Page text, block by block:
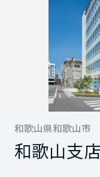
商品ラインアップ
テクノロジー（住
建築事例・建築実例
デザイナーズギャラ
インテリア
賃貸住宅
賃貸併用住宅
店舗・各種施設
土地活用モデルルー
戸建て・マンション
ミサワリフォーム
リフォームの流れ
リフォームメニュー
まちづくり
複合開発・投資開発
複合開発事業（
オーナーサ
サポートメニュー
企業・ IR情報
和歌山県和歌山市
和歌山支店
青森県
岩手県
～実家・土地
る1 ヶ月～
☝このような
か？
✓ 法改正で「
いて少し不安だ